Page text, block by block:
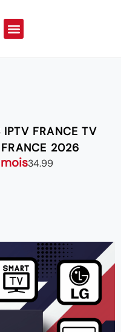
FRANCE TV
2026
34.99